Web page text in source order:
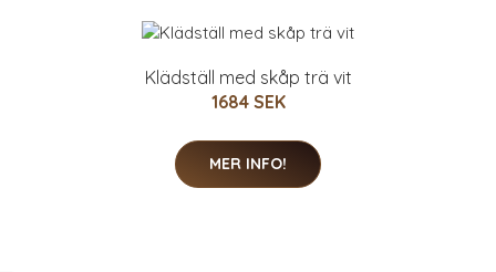
Klädställ med skåp trä vit
1684 SEK
MER INFO!